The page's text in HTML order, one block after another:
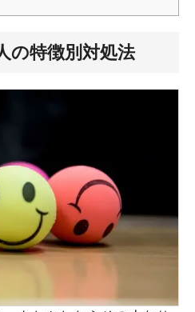
の特徴別対処法